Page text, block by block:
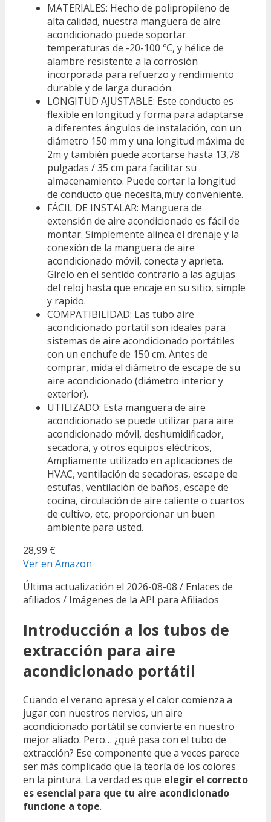
MATERIALES: Hecho de polipropileno de
alta calidad, nuestra manguera de aire
acondicionado puede soportar
temperaturas de -20-100 ℃, y hélice de
alambre resistente a la corrosión
incorporada para refuerzo y rendimiento
durable y de larga duración.
LONGITUD AJUSTABLE: Este conducto es
flexible en longitud y forma para adaptarse
a diferentes ángulos de instalación, con un
diámetro 150 mm y una longitud máxima de
2m y también puede acortarse hasta 13,78
pulgadas / 35 cm para facilitar su
almacenamiento. Puede cortar la longitud
de conducto que necesita,muy conveniente.
FÁCIL DE INSTALAR: Manguera de
extensión de aire acondicionado es fácil de
montar. Simplemente alinea el drenaje y la
conexión de la manguera de aire
acondicionado móvil, conecta y aprieta.
Gírelo en el sentido contrario a las agujas
del reloj hasta que encaje en su sitio, simple
y rapido.
COMPATIBILIDAD: Las tubo aire
acondicionado portatil son ideales para
sistemas de aire acondicionado portátiles
con un enchufe de 150 cm. Antes de
comprar, mida el diámetro de escape de su
aire acondicionado (diámetro interior y
exterior).
UTILIZADO: Esta manguera de aire
acondicionado se puede utilizar para aire
acondicionado móvil, deshumidificador,
secadora, y otros equipos eléctricos,
Ampliamente utilizado en aplicaciones de
HVAC, ventilación de secadoras, escape de
estufas, ventilación de baños, escape de
cocina, circulación de aire caliente o cuartos
de cultivo, etc, proporcionar un buen
ambiente para usted.
28,99 €
Ver en Amazon
Última actualización el 2026-08-08 / Enlaces de
afiliados / Imágenes de la API para Afiliados
Introducción a los tubos de
extracción para aire
acondicionado portátil
Cuando el verano apresa y el calor comienza a
jugar con nuestros nervios, un aire
acondicionado portátil se convierte en nuestro
mejor aliado. Pero… ¿qué pasa con el tubo de
extracción? Ese componente que a veces parece
ser más complicado que la teoría de los colores
en la pintura. La verdad es que elegir el correcto
es esencial para que tu aire acondicionado
funcione a tope.